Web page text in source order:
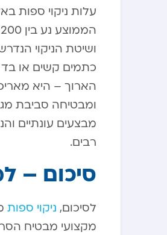
עלות ניקוי ספות
ושיטת הניקוי
כתמים קשים או בד
הארוך – היא
ומבטיחה סביבת
מבצעים עונתיים
רבים.
סיכום –
לסיכום, ניקוי ספות
מקצועי מבטיח